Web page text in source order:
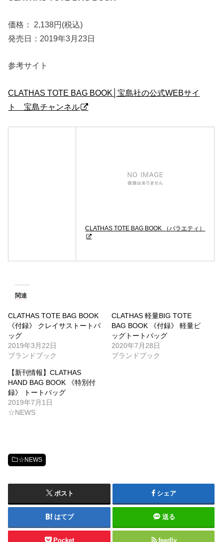
価格： 2,138円(税込)
発売日：2019年3月23日
参考サイト
CLATHAS TOTE BAG BOOK│宝島社の公式WEBサイ
ト 宝島チャンネル
CLATHAS TOTE BAG BOOK （バラエティ）
関連
CLATHAS TOTE BAG BOOK
《付録》 クレイサストートバ
ッグ
2019年3月22日
ブランドブック
CLATHAS 軽量BIG TOTE
BAG BOOK 《付録》 軽量ビ
ッグトートバッグ
2020年7月28日
ブランドブック
【新刊情報】CLATHAS
HAND BAG BOOK 《特別付
録》 トートバッグ
2019年7月1日
☆NEWS
☆NEWS
ポスト シェア
はてブ 送る
Pocket feedly